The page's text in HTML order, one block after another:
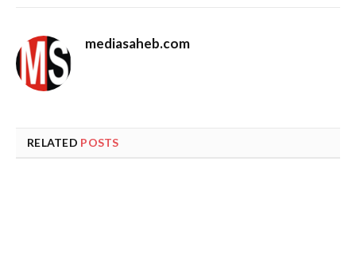
mediasaheb.com
RELATED POSTS